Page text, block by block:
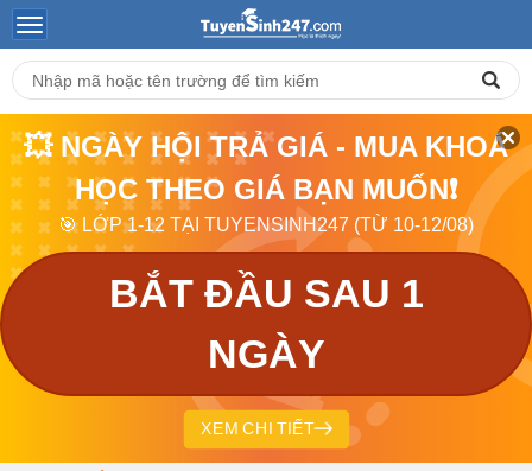
💥 NGÀY HỘI TRẢ GIÁ - MUA KHOÁ
HỌC THEO GIÁ BẠN MUỐN❗
🎯 LỚP 1-12 TẠI TUYENSINH247 (TỪ 10-12/08)
BẮT ĐẦU SAU 1
NGÀY
XEM CHI TIẾT